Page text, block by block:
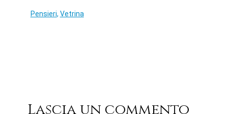
Pensieri, Vetrina
Lascia un commento